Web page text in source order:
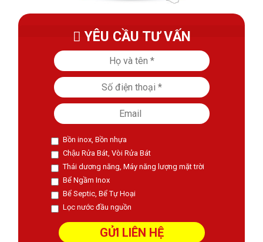
YÊU CẦU TƯ VẤN
Bồn inox, Bồn nhựa
Chậu Rửa Bát, Vòi Rửa Bát
Thái dương năng, Máy năng lượng mặt trời
Bể Ngầm Inox
Bể Septic, Bể Tự Hoại
Lọc nước đầu nguồn